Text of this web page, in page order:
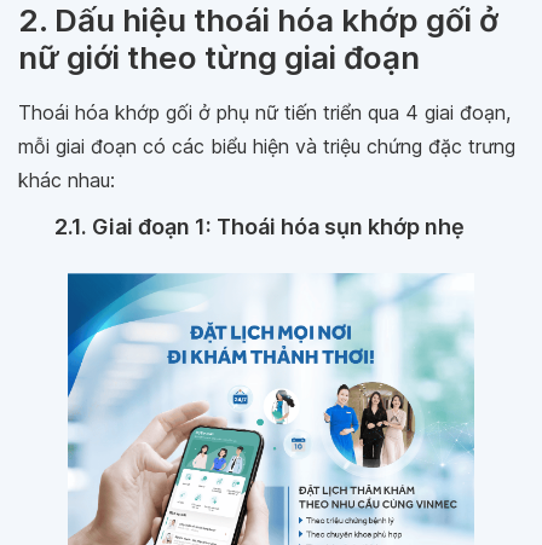
2. Dấu hiệu thoái hóa khớp gối ở
nữ giới theo từng giai đoạn
Thoái hóa khớp gối ở phụ nữ tiến triển qua 4 giai đoạn,
mỗi giai đoạn có các biểu hiện và triệu chứng đặc trưng
khác nhau:
2.1. Giai đoạn 1: Thoái hóa sụn khớp nhẹ